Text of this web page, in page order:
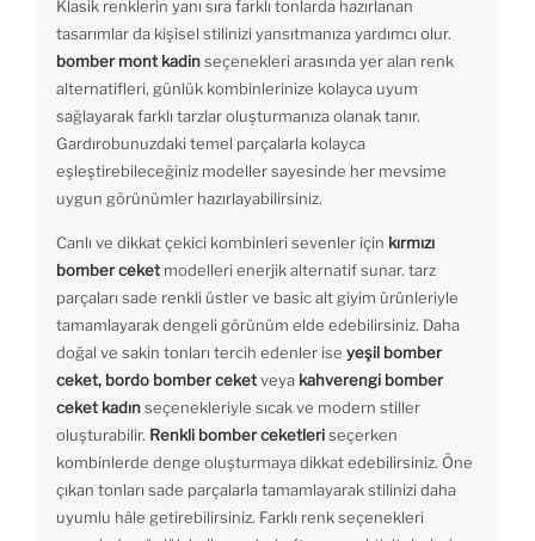
Klasik renklerin yanı sıra farklı tonlarda hazırlanan
tasarımlar da kişisel stilinizi yansıtmanıza yardımcı olur.
bomber mont kadinseçenekleri arasında yer alan renk
alternatifleri, günlük kombinlerinize kolayca uyum
sağlayarak farklı tarzlar oluşturmanıza olanak tanır.
Gardırobunuzdaki temel parçalarla kolayca
eşleştirebileceğiniz modeller sayesinde her mevsime
uygun görünümler hazırlayabilirsiniz.
Canlı ve dikkat çekici kombinleri sevenler için kırmızı
bomber ceket modelleri enerjik alternatif sunar. tarz
parçaları sade renkli üstler ve basic alt giyim ürünleriyle
tamamlayarak dengeli görünüm elde edebilirsiniz. Daha
doğal ve sakin tonları tercih edenler ise yeşil bomber
ceket, bordo bomber ceketveya kahverengi bomber
ceket kadınseçenekleriyle sıcak ve modern stiller
oluşturabilir. Renkli bomber ceketleriseçerken
kombinlerde denge oluşturmaya dikkat edebilirsiniz. Öne
çıkan tonları sade parçalarla tamamlayarak stilinizi daha
uyumlu hâle getirebilirsiniz. Farklı renk seçenekleri